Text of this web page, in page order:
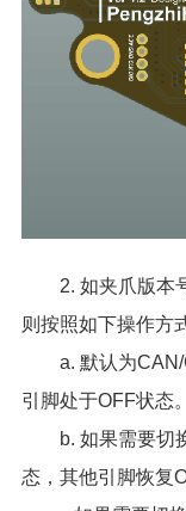
2. 如夹爪版本
则按照如下操作方
a. 默认为
引脚处于OFF状态。
b. 如果需要切
态，其他引脚恢复